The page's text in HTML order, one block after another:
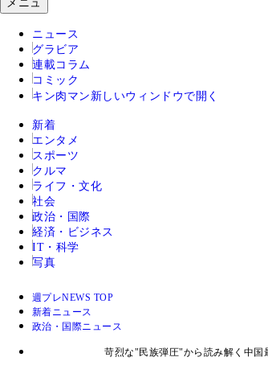
ニュース
グラビア
連載コラム
コミック
キン肉マン 新しいウィンドウで開く
新着
エンタメ
スポーツ
クルマ
ライフ・文化
社会
政治・国際
経済・ビジネス
IT・科学
写真
週プレNEWS TOP
新着ニュース
政治・国際ニュース
苛烈な"民族弾圧"から読み解く中国